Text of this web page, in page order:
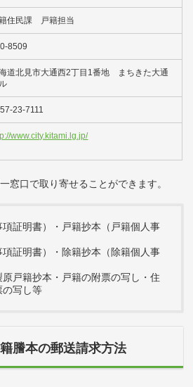
住民課 戸籍担当
8509
道北見市大通西2丁目1番地 まちきた大通
23-7111
www.city.kitami.lg.jp/
窓口で取り寄せることができます。
項証明書）・戸籍抄本（戸籍個人事
証明書）・除籍抄本（除籍個人事
戸籍抄本・戸籍の附票の写し・住
の写し等
謄本の郵送請求方法